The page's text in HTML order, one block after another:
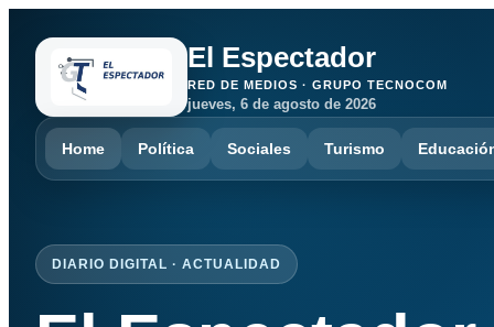
El Espectador
RED DE MEDIOS · GRUPO TECNOCOM
jueves, 6 de agosto de 2026
Home Política Sociales Turismo
DIARIO DIGITAL · ACTUALIDAD